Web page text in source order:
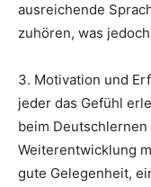
ausreichende
zuhören, was
3. Motivation und
jeder das Gefühl
beim
Weiterentwicklung
gute Gelegenheit,